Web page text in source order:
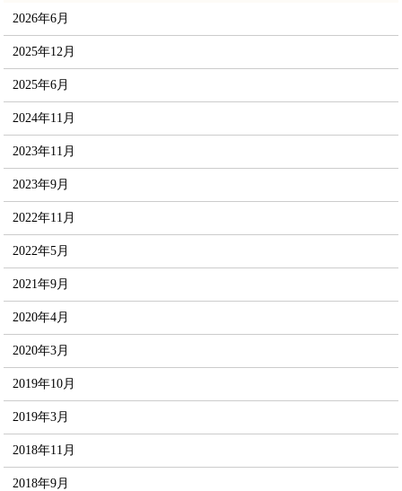
2026年6月
2025年12月
2025年6月
2024年11月
2023年11月
2023年9月
2022年11月
2022年5月
2021年9月
2020年4月
2020年3月
2019年10月
2019年3月
2018年11月
2018年9月